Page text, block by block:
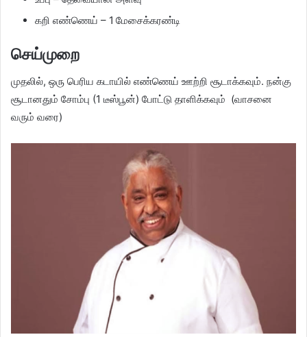
கறி எண்ணெய் – 1 மேசைக்கரண்டி
செய்முறை
முதலில், ஒரு பெரிய கடாயில் எண்ணெய் ஊற்றி சூடாக்கவும். நன்கு
சூடானதும் சோம்பு (1 டீஸ்பூன்) போட்டு தாளிக்கவும் (வாசனை
வரும் வரை)